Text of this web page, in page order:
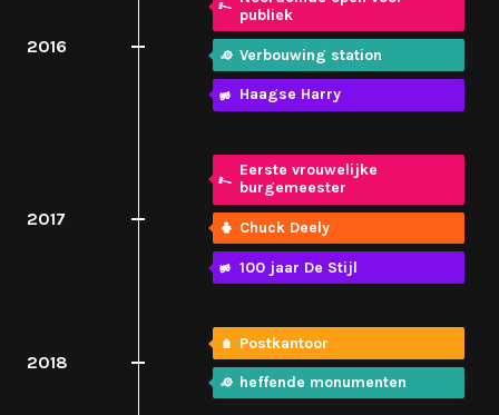
2016
publiek
Verbouwing station
Haagse Harry
2017
Eerste vrouwelijke
burgemeester
Chuck Deely
100 jaar De Stijl
2018
Postkantoor
heffende monumenten